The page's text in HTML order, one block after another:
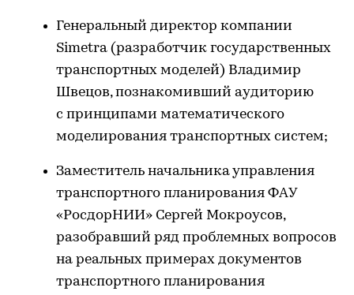
Генеральный директор компании
Simetra (разработчик государственных
транспортных моделей) Владимир
Швецов, познакомивший аудиторию
с принципами математического
моделирования транспортных систем;
Заместитель начальника управления
транспортного планирования ФАУ
«РосдорНИИ» Сергей Мокроусов,
разобравший ряд проблемных вопросов
на реальных примерах документов
транспортного планирования